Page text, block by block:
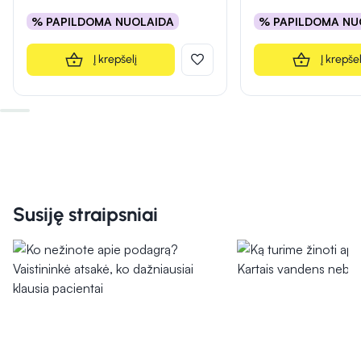
% PAPILDOMA NUOLAIDA
Į krepšelį
% PAPILDOMA
Į
Susiję straipsniai